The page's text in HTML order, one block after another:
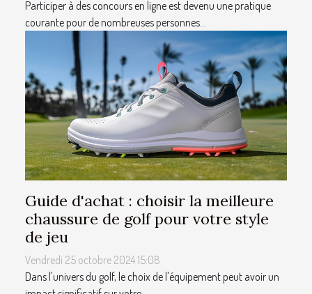
Participer à des concours en ligne est devenu une pratique
courante pour de nombreuses personnes...
Guide d'achat : choisir la meilleure
chaussure de golf pour votre style
de jeu
Vendredi 25 octobre 2024 15:08
Dans l'univers du golf, le choix de l'équipement peut avoir un